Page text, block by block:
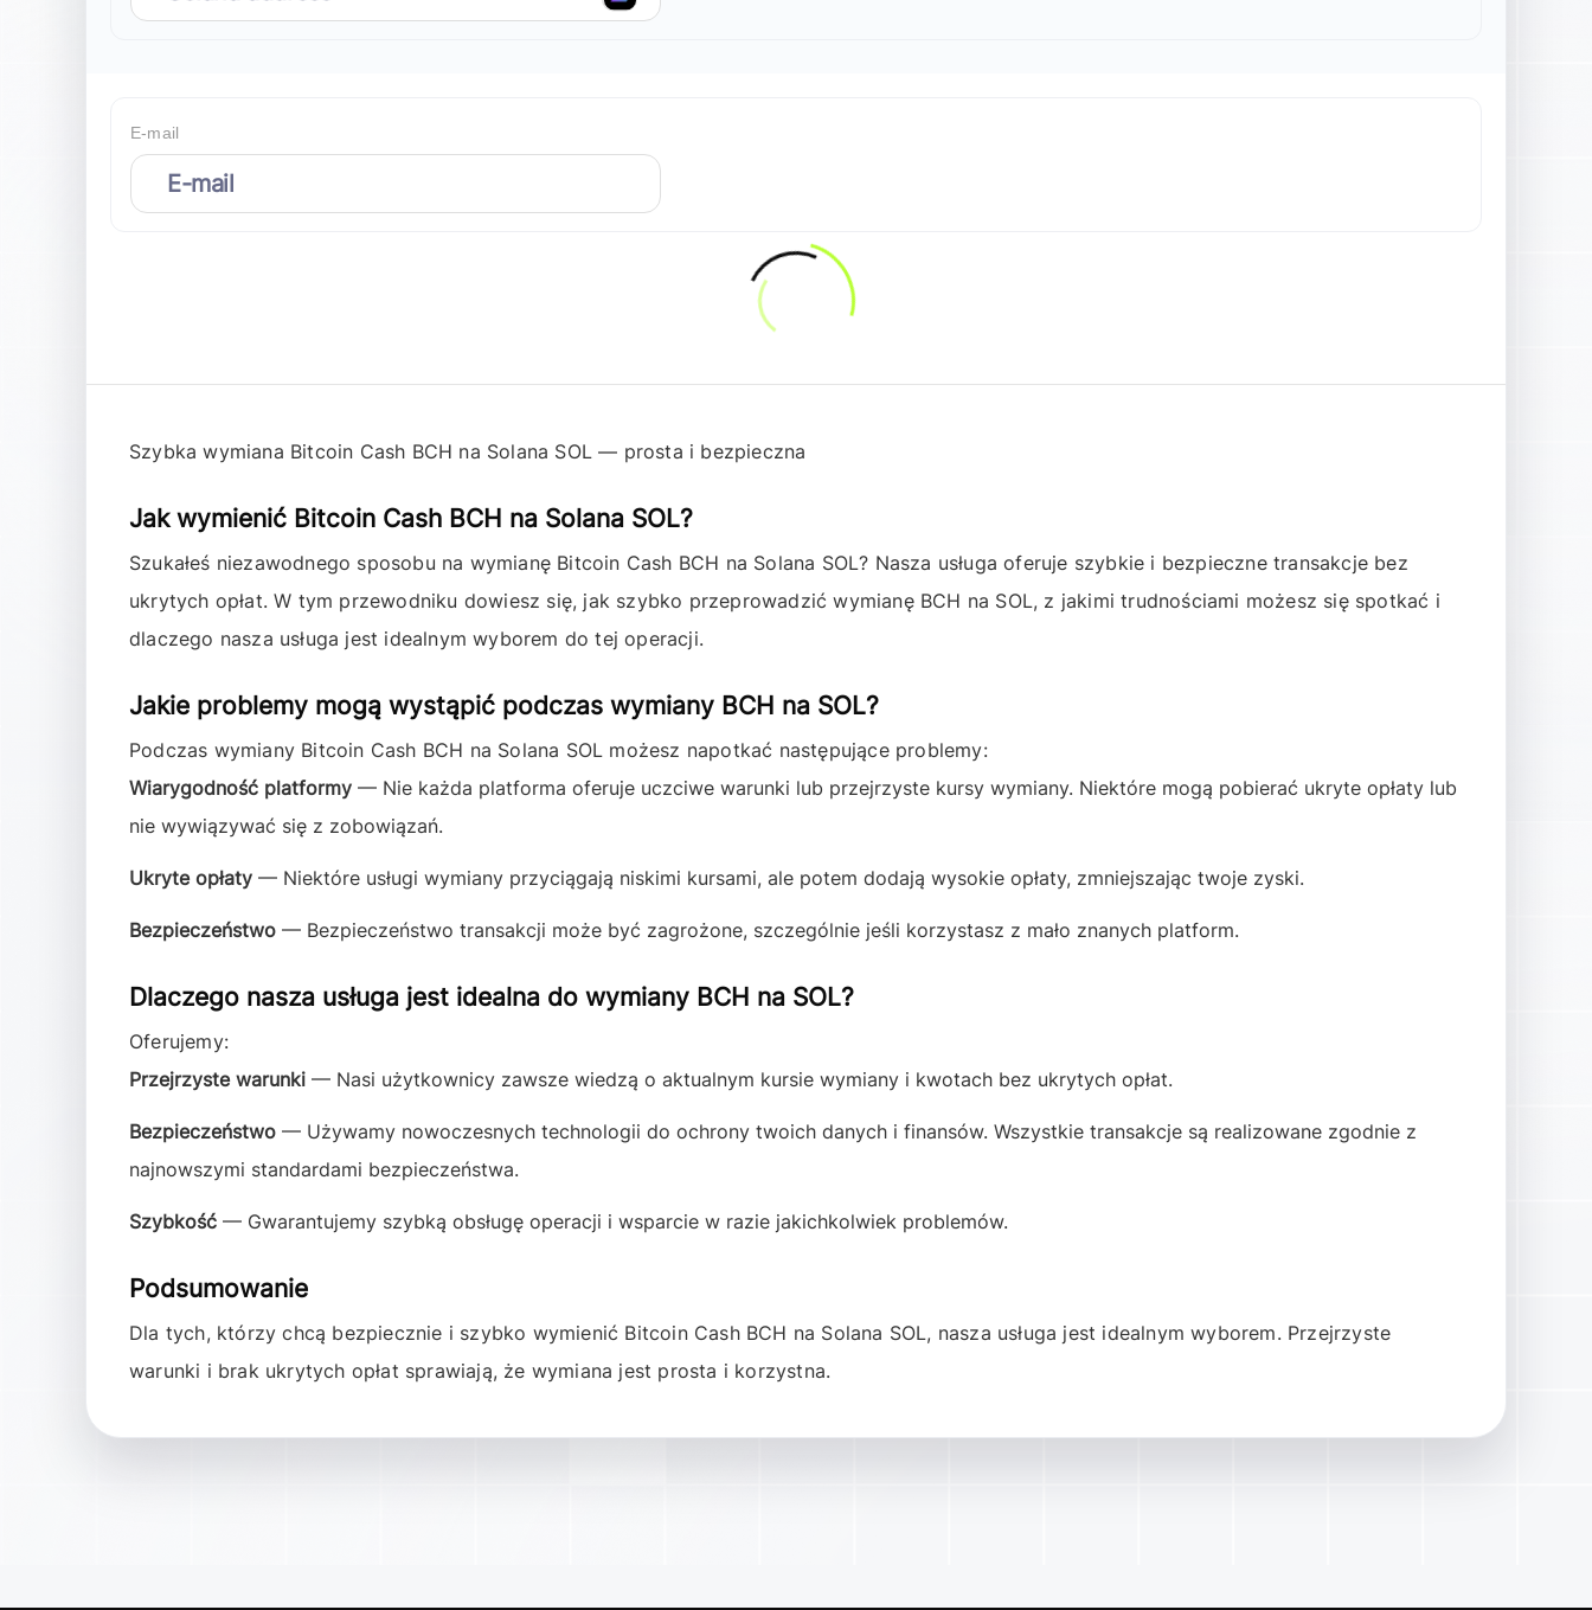
E-mail
Szybka wymiana Bitcoin Cash BCH na Solana SOL — prosta i bezpieczna
Jak wymienić Bitcoin Cash BCH na Solana SOL?
Szukałeś niezawodnego sposobu na wymianę Bitcoin Cash BCH na Solana SOL? Nasza usługa oferuje szybkie i bezpieczne transakcje bez
ukrytych opłat. W tym przewodniku dowiesz się, jak szybko przeprowadzić wymianę BCH na SOL, z jakimi trudnościami możesz się spotkać i
dlaczego nasza usługa jest idealnym wyborem do tej operacji.
Jakie problemy mogą wystąpić podczas wymiany BCH na SOL?
Podczas wymiany Bitcoin Cash BCH na Solana SOL możesz napotkać następujące problemy:
Wiarygodność platformy — Nie każda platforma oferuje uczciwe warunki lub przejrzyste kursy wymiany. Niektóre mogą pobierać ukryte opłaty lub
nie wywiązywać się z zobowiązań.
Ukryte opłaty — Niektóre usługi wymiany przyciągają niskimi kursami, ale potem dodają wysokie opłaty, zmniejszając twoje zyski.
Bezpieczeństwo — Bezpieczeństwo transakcji może być zagrożone, szczególnie jeśli korzystasz z mało znanych platform.
Dlaczego nasza usługa jest idealna do wymiany BCH na SOL?
Oferujemy:
Przejrzyste warunki — Nasi użytkownicy zawsze wiedzą o aktualnym kursie wymiany i kwotach bez ukrytych opłat.
Bezpieczeństwo — Używamy nowoczesnych technologii do ochrony twoich danych i finansów. Wszystkie transakcje są realizowane zgodnie z
najnowszymi standardami bezpieczeństwa.
Szybkość — Gwarantujemy szybką obsługę operacji i wsparcie w razie jakichkolwiek problemów.
Podsumowanie
Dla tych, którzy chcą bezpiecznie i szybko wymienić Bitcoin Cash BCH na Solana SOL, nasza usługa jest idealnym wyborem. Przejrzyste
warunki i brak ukrytych opłat sprawiają, że wymiana jest prosta i korzystna.